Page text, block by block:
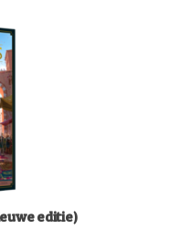
editie)